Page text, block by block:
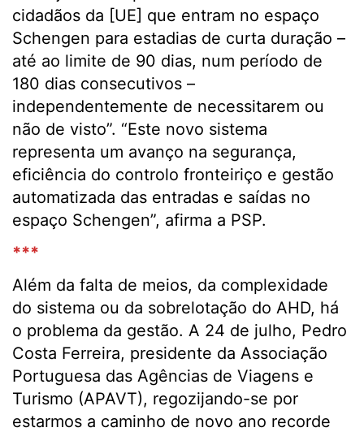
cidadãos da [UE] que entram no espaço
Schengen para estadias de curta duração –
até ao limite de 90 dias, num período de
180 dias consecutivos –
independentemente de necessitarem ou
não de visto”. “Este novo sistema
representa um avanço na segurança,
eficiência do controlo fronteiriço e gestão
automatizada das entradas e saídas no
espaço Schengen”, afirma a PSP.
***
Além da falta de meios, da complexidade
do sistema ou da sobrelotação do AHD, há
o problema da gestão. A 24 de julho, Pedro
Costa Ferreira, presidente da Associação
Portuguesa das Agências de Viagens e
Turismo (APAVT), regozijando-se por
estarmos a caminho de novo ano recorde